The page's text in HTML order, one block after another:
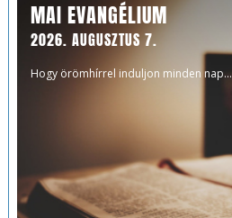
MAI EVANGÉLIUM
2026. AUGUSZTUS 7.
Hogy örömhírrel induljon minden nap...